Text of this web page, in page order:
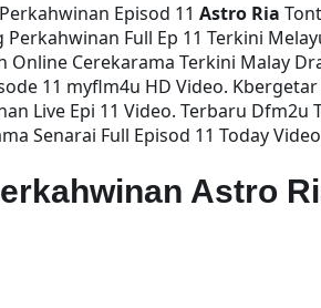
Episod 11 Astro Ria
Full Ep 11 Terkini
Online Cerekarama Terkini Malay
11 myflm4u HD Video.
Live Epi 11 Video. Terbaru Dfm2u
Senarai Full Episod 11 Today
Astro